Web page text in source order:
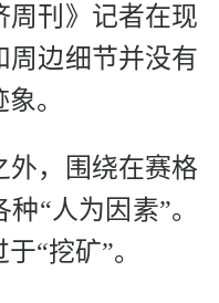
周刊》记者在现
周边细节并没有
。
外，围绕在赛格
“人为因素”。
“挖矿”。